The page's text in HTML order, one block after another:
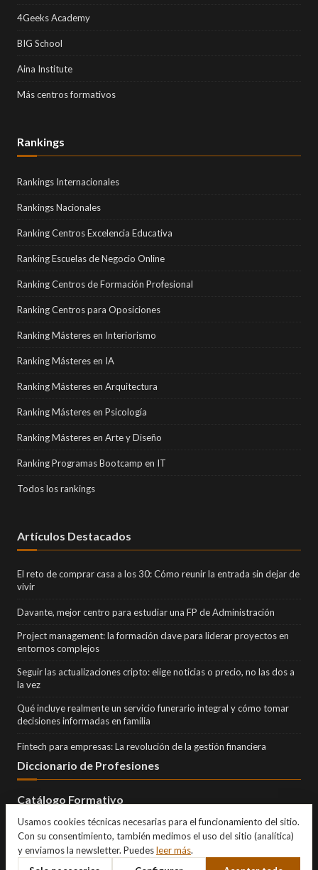
4Geeks Academy
BIG School
Aina Institute
Más centros formativos
Rankings
Rankings Internacionales
Rankings Nacionales
Ranking Centros Excelencia Educativa
Ranking Escuelas de Negocio Online
Ranking Centros de Formación Profesional
Ranking Centros para Oposiciones
Ranking Másteres en Interiorismo
Ranking Másteres en IA
Ranking Másteres en Arquitectura
Ranking Másteres en Psicología
Ranking Másteres en Arte y Diseño
Ranking Programas Bootcamp en IT
Todos los rankings
Artículos Destacados
El reto de comprar casa a los 30: Cómo reunir la entrada sin dejar de
vivir
Davante, mejor centro para estudiar una FP de Administración
Project management: la formación clave para liderar proyectos en
entornos complejos
Seguir las actualizaciones cripto: elige noticias o precio, no las dos a
la vez
Qué incluye realmente un servicio funerario integral y cómo tomar
decisiones informadas en familia
Fintech para empresas: La revolución de la gestión financiera
Diccionario de Profesiones
Catálogo Formativo
Usamos cookies técnicas necesarias para el funcionamiento del sitio.
Con su consentimiento, también medimos el uso del sitio (analítica)
y enviamos la newsletter. Puedesleer más.